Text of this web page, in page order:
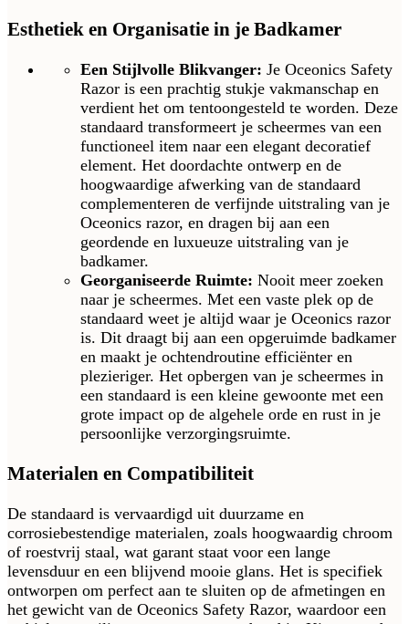
Esthetiek en Organisatie in je Badkamer
Een Stijlvolle Blikvanger: Je Oceonics Safety
Razor is een prachtig stukje vakmanschap en
verdient het om tentoongesteld te worden. Deze
standaard transformeert je scheermes van een
functioneel item naar een elegant decoratief
element. Het doordachte ontwerp en de
hoogwaardige afwerking van de standaard
complementeren de verfijnde uitstraling van je
Oceonics razor, en dragen bij aan een
geordende en luxueuze uitstraling van je
badkamer.
Georganiseerde Ruimte: Nooit meer zoeken
naar je scheermes. Met een vaste plek op de
standaard weet je altijd waar je Oceonics razor
is. Dit draagt bij aan een opgeruimde badkamer
en maakt je ochtendroutine efficiënter en
plezieriger. Het opbergen van je scheermes in
een standaard is een kleine gewoonte met een
grote impact op de algehele orde en rust in je
persoonlijke verzorgingsruimte.
Materialen en Compatibiliteit
De standaard is vervaardigd uit duurzame en
corrosiebestendige materialen, zoals hoogwaardig chroom
of roestvrij staal, wat garant staat voor een lange
levensduur en een blijvend mooie glans. Het is specifiek
ontworpen om perfect aan te sluiten op de afmetingen en
het gewicht van de Oceonics Safety Razor, waardoor een